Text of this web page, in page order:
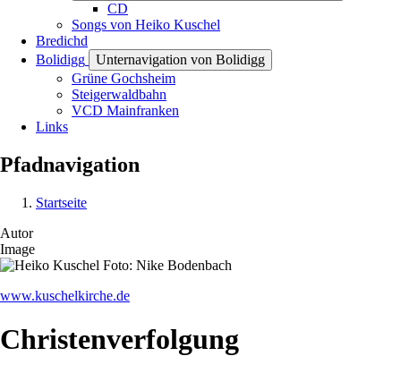
CD
Songs von Heiko Kuschel
Bredichd
Bolidigg
Unternavigation von Bolidigg
Grüne Gochsheim
Steigerwaldbahn
VCD Mainfranken
Links
Pfadnavigation
Startseite
Autor
Image
www.kuschelkirche.de
Christenverfolgung